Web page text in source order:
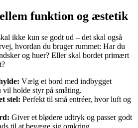
funktion og æstetik
ikke kun se godt ud – det skal også
hvordan du bruger rummet: Har du
og huer? Eller skal bordet primært
Vælg et bord med indbygget
holde styr på småting.
stel: Perfekt til små entréer, hvor luft og
Giver et blødere udtryk og passer godt
til at bevæge sig omkring.